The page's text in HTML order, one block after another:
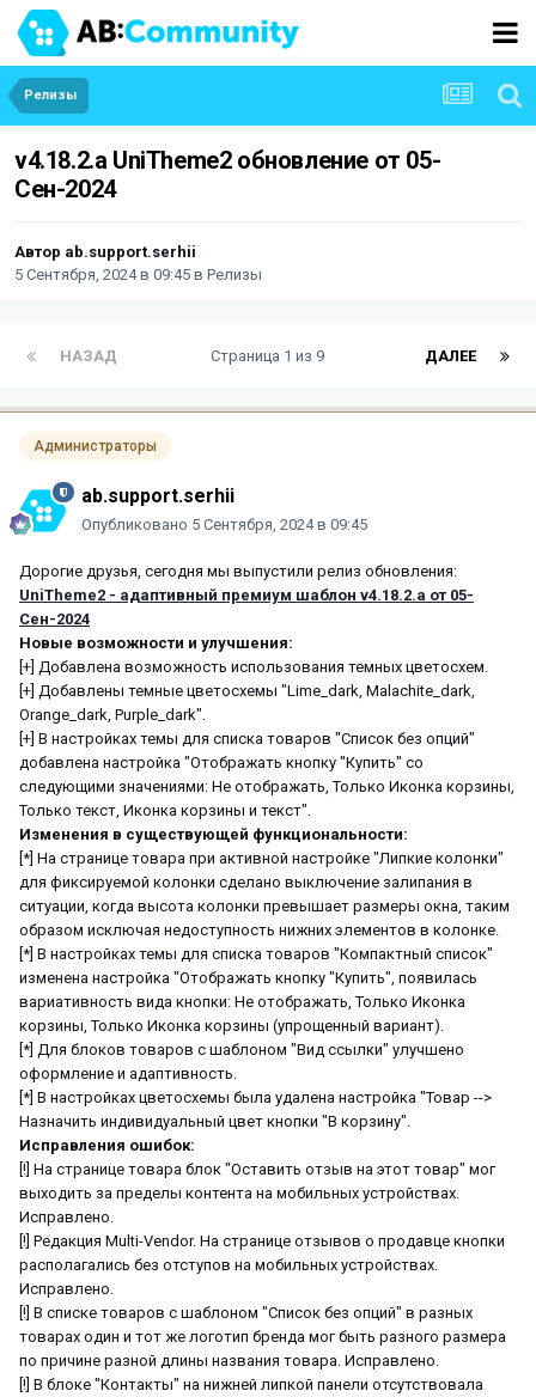
Релизы
v4.18.2.a UniTheme2 обновление от 05-
Сен-2024
Автор ab.support.serhii
5 Сентября, 2024 в 09:45 в Релизы
НАЗАД ДАЛЕЕ
Страница 1 из 9
Администраторы
ab.support.serhii
Опубликовано 5 Сентября, 2024 в 09:45
Дорогие друзья, сегодня мы выпустили релиз обновления:
UniTheme2 - адаптивный премиум шаблон v4.18.2.a от 05-
Сен-2024
Новые возможности и улучшения:
[+] Добавлена возможность использования темных цветосхем.
[+] Добавлены темные цветосхемы "Lime_dark, Malachite_dark,
Orange_dark, Purple_dark".
[+] В настройках темы для списка товаров "Список без опций"
добавлена настройка "Отображать кнопку "Купить" со
следующими значениями: Не отображать, Только Иконка корзины,
Только текст, Иконка корзины и текст".
Изменения в существующей функциональности:
[*] На странице товара при активной настройке "Липкие колонки"
для фиксируемой колонки сделано выключение залипания в
ситуации, когда высота колонки превышает размеры окна, таким
образом исключая недоступность нижних элементов в колонке.
[*] В настройках темы для списка товаров "Компактный список"
изменена настройка "Отображать кнопку "Купить", появилась
вариативность вида кнопки: Не отображать, Только Иконка
корзины, Только Иконка корзины (упрощенный вариант).
[*] Для блоков товаров с шаблоном "Вид ссылки" улучшено
оформление и адаптивность.
[*] В настройках цветосхемы была удалена настройка "Товар -->
Назначить индивидуальный цвет кнопки "В корзину".
Исправления ошибок:
[!] На странице товара блок "Оставить отзыв на этот товар" мог
выходить за пределы контента на мобильных устройствах.
Исправлено.
[!] Редакция Multi-Vendor. На странице отзывов о продавце кнопки
располагались без отступов на мобильных устройствах.
Исправлено.
[!] В списке товаров с шаблоном "Список без опций" в разных
товарах один и тот же логотип бренда мог быть разного размера
по причине разной длины названия товара. Исправлено.
[!] В блоке "Контакты" на нижней липкой панели отсутствовала